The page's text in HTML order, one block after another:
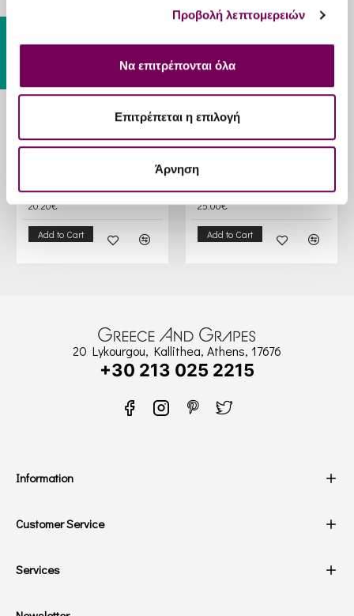
Προβολή λεπτομερειών
Να επιτρέπονται όλα
Επιτρέπεται η επιλογή
Άρνηση
20.20€
Add to Cart
25.00€
Add to Cart
20 Lykourgou, Kallithea, Athens, 17676
+30 213 025 2215
Information
Customer Service
Services